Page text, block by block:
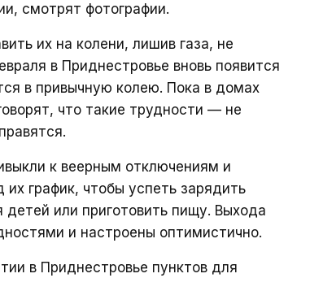
смотрят фотографии.
их на колени, лишив газа, не
в Приднестровье вновь появится
в привычную колею. Пока в домах
что такие трудности — не
к веерным отключениям и
график, чтобы успеть зарядить
или приготовить пищу. Выхода
и настроены оптимистично.
в Приднестровье пунктов для